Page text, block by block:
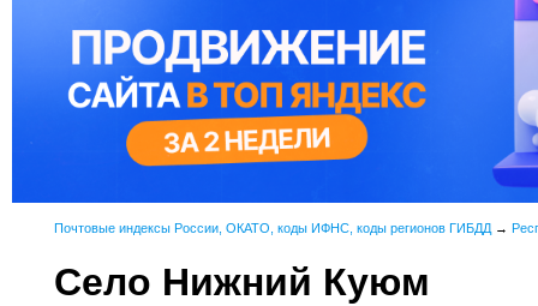
Почтовые индексы России, ОКАТО, коды ИФНС, коды регионов ГИБДД →
Село Нижний Куюм